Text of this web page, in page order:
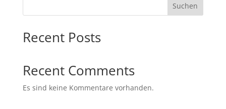
Suchen
Recent Posts
Recent Comments
Es sind keine Kommentare vorhanden.